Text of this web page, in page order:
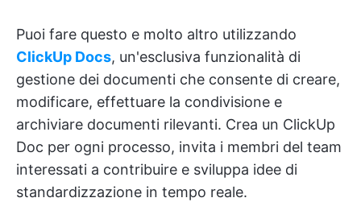
Puoi fare questo e molto altro utilizzando
ClickUp Docs, un'esclusiva funzionalità di
gestione dei documenti che consente di creare,
modificare, effettuare la condivisione e
archiviare documenti rilevanti. Crea un ClickUp
Doc per ogni processo, invita i membri del team
interessati a contribuire e sviluppa idee di
standardizzazione in tempo reale.